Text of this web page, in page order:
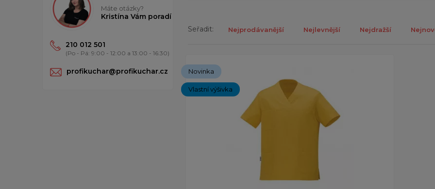
Máte otázky?
Kristína Vám poradí
210 012 501
(Po - Pá: 9:00 - 12:00 a 13:00 - 16:30)
profikuchar@profikuchar.cz
Seřadit: Nejprodávanější Nejlevnější Nejdražší
Novinka
Vlastní výšivka